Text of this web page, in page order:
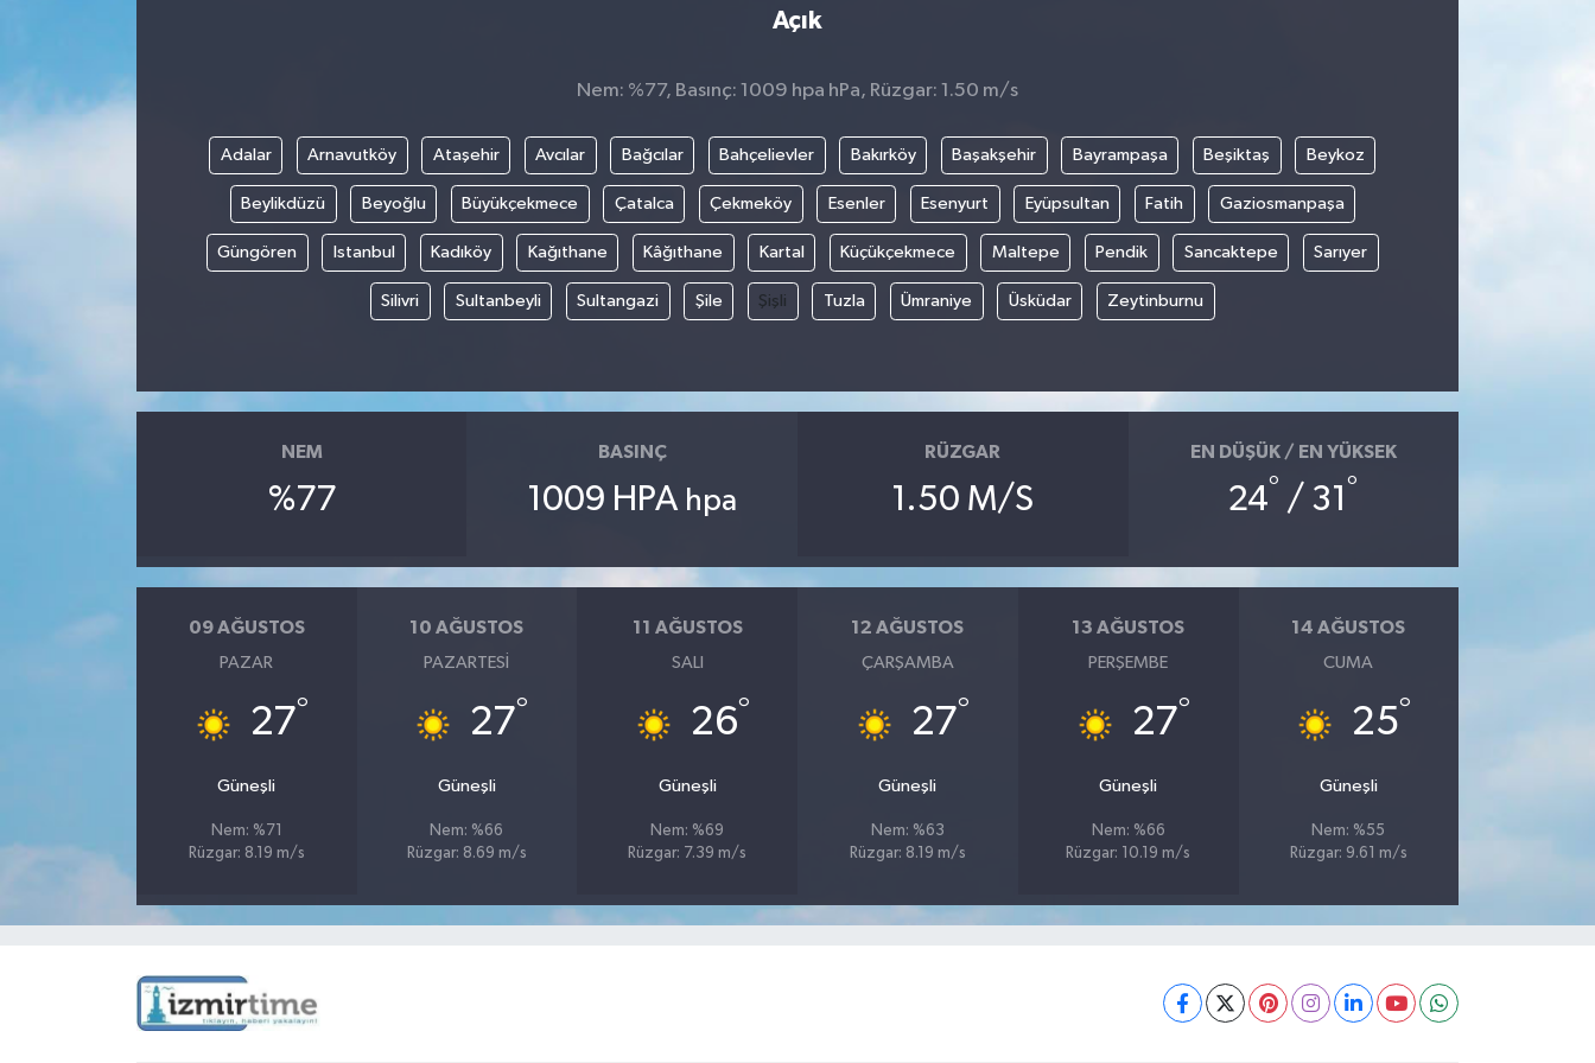
Açık
Nem: %77, Basınç: 1009 hpa hPa, Rüzgar: 1.50 m/s
Adalar Arnavutköy Ataşehir Avcılar Bağcılar Bahçelievler Bakırköy Başakşehir Bayrampaşa Beşiktaş Beykoz
Beylikdüzü Beyoğlu Büyükçekmece Çatalca Çekmeköy Esenler Esenyurt Eyüpsultan Fatih Gaziosmanpaşa
Güngören Istanbul Kadıköy Kağıthane Kâğıthane Kartal Küçükçekmece Maltepe Pendik Sancaktepe Sarıyer
Silivri Sultanbeyli Sultangazi Şile Şişli Tuzla Ümraniye Üsküdar Zeytinburnu
NEM
%77
BASINÇ
1009 HPA hpa
RÜZGAR
1.50 M/S
EN DÜŞÜK / EN YÜKSEK
24° / 31 °
09 AĞUSTOS
PAZAR
27°
Güneşli
Nem: %71
Rüzgar: 8.19 m/s
10 AĞUSTOS
PAZARTESI
27°
Güneşli
Nem: %66
Rüzgar: 8.69 m/s
11 AĞUSTOS
SALI
26°
Güneşli
Nem: %69
Rüzgar: 7.39 m/s
12 AĞUSTOS
ÇARŞAMBA
27°
Güneşli
Nem: %63
Rüzgar: 8.19 m/s
13 AĞUSTOS
PERŞEMBE
27°
Güneşli
Nem: %66
Rüzgar: 10.19 m/s
14 AĞUSTOS
CUMA
25°
Güneşli
Nem: %55
Rüzgar: 9.61 m/s
İzmir